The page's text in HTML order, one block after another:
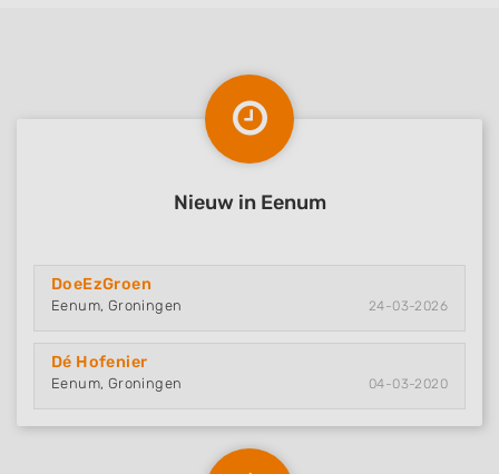
Nieuw in Eenum
DoeEzGroen
Eenum, Groningen 24-03-2026
Dé Hofenier
Eenum, Groningen 04-03-2020